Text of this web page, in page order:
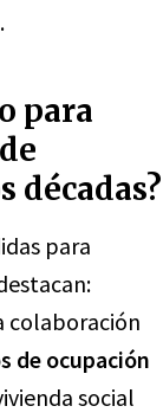
para
décadas?
para
colaboración
de ocupación
social